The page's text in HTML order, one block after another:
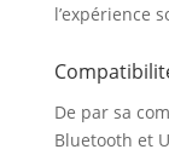
l’expérience
De par sa
Bluetooth et